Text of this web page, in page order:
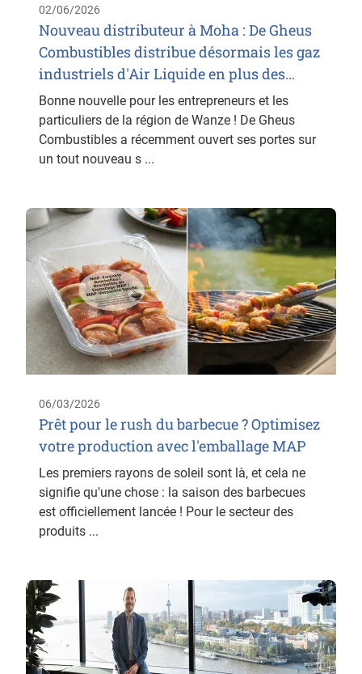
02/06/2026
Nouveau distributeur à Moha : De Gheus
Combustibles distribue désormais les gaz
industriels d'Air Liquide en plus des…
Bonne nouvelle pour les entrepreneurs et les
particuliers de la région de Wanze ! De Gheus
Combustibles a récemment ouvert ses portes sur
un tout nouveau s ...
06/03/2026
Prêt pour le rush du barbecue ? Optimisez
votre production avec l'emballage MAP
Les premiers rayons de soleil sont là, et cela ne
signifie qu'une chose : la saison des barbecues
est officiellement lancée ! Pour le secteur des
produits ...